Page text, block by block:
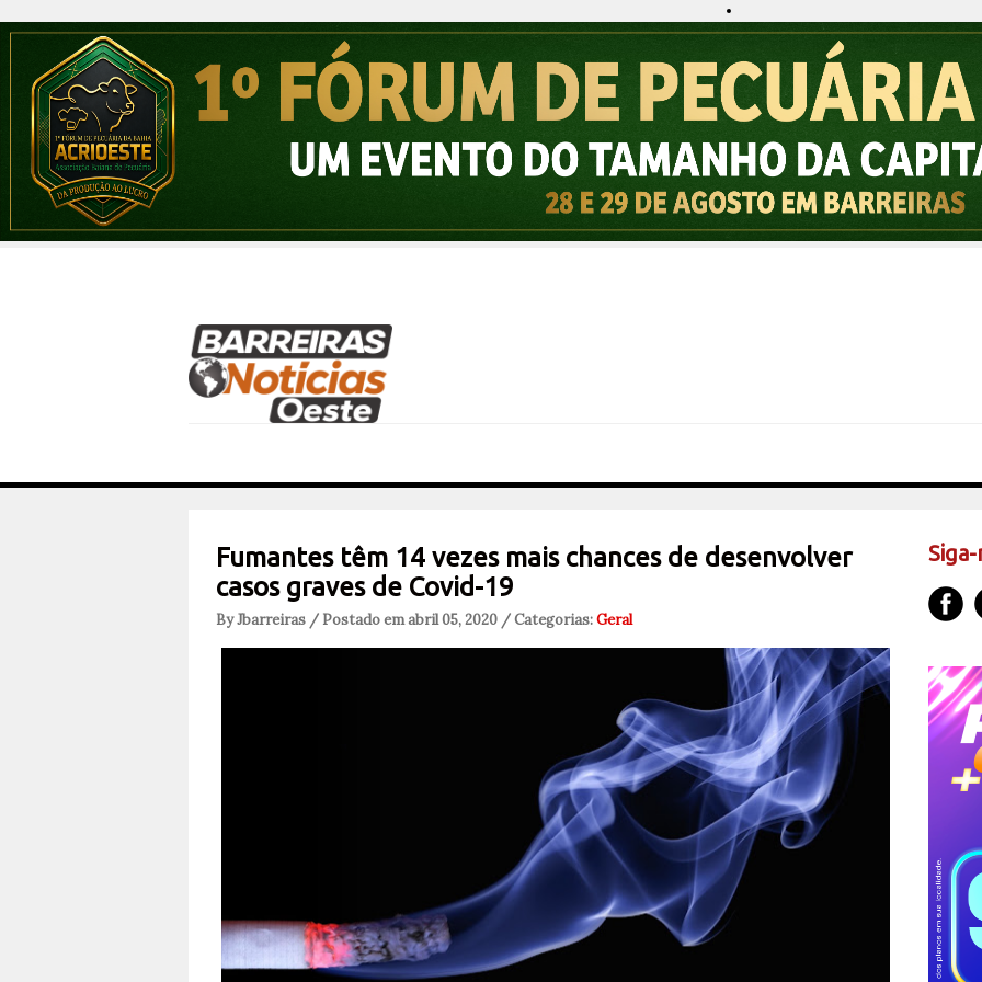
Fumantes têm 14 vezes mais chances de desenvolver
casos graves de Covid-19
By Jbarreiras / Postado em abril 05, 2020 / Categorias:Geral